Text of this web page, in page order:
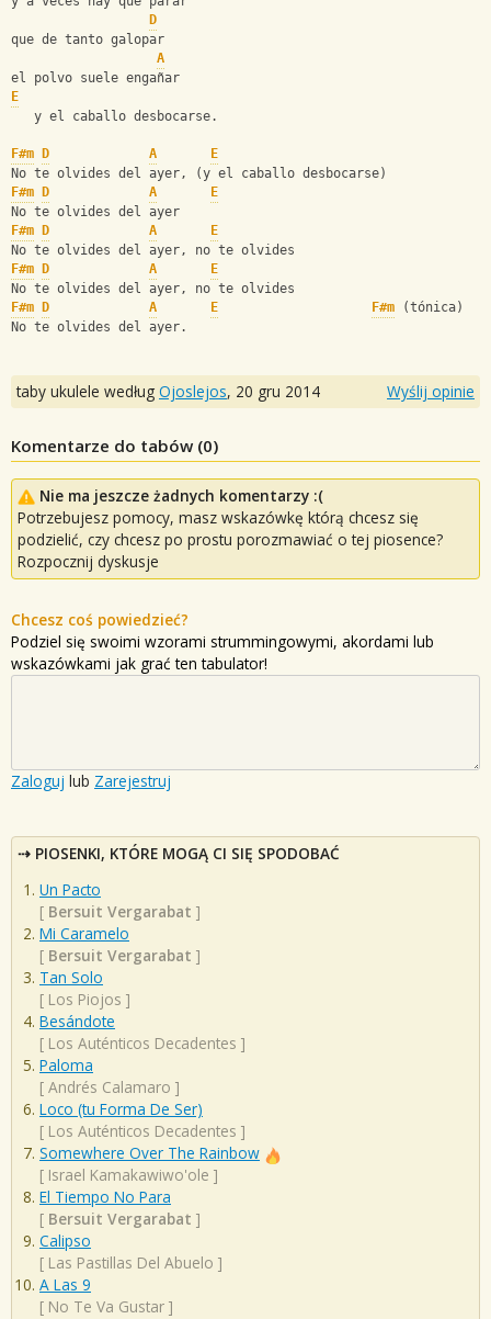
D
que de tanto galopar
A
el polvo suele engañar
E
   y el caballo desbocarse.
F#m D A
E
No te olvides del ayer, (y el caballo desbocarse)
F#m
D A
E
No te olvides del ayer
F#m
D A
E
No te olvides del ayer, no te olvides
F#m
D A
E
No te olvides del ayer, no te olvides
F#m
D A E F#m (tónica)
No te olvides del ayer.
taby ukulele według Ojoslejos, 20 gru 2014 Wyślij opinie
Komentarze do tabów (0)
Nie ma jeszcze żadnych komentarzy :(
Potrzebujesz pomocy, masz wskazówkę którą chcesz się
podzielić, czy chcesz po prostu porozmawiać o tej piosence?
Rozpocznij dyskusje
Chcesz coś powiedzieć?
Podziel się swoimi wzorami strummingowymi, akordami lub
wskazówkami jak grać ten tabulator!
Zaloguj lub Zarejestruj
PIOSENKI, KTÓRE MOGĄ CI SIĘ SPODOBAĆ
Un Pacto
[ Bersuit Vergarabat ]
Mi Caramelo
[ Bersuit Vergarabat ]
Tan Solo
[ Los Piojos ]
Besándote
[ Los Auténticos Decadentes ]
Paloma
[ Andrés Calamaro ]
Loco (tu Forma De Ser)
[ Los Auténticos Decadentes ]
Somewhere Over The Rainbow
[ Israel Kamakawiwo'ole ]
El Tiempo No Para
[ Bersuit Vergarabat ]
Calipso
[ Las Pastillas Del Abuelo ]
A Las 9
[ No Te Va Gustar ]